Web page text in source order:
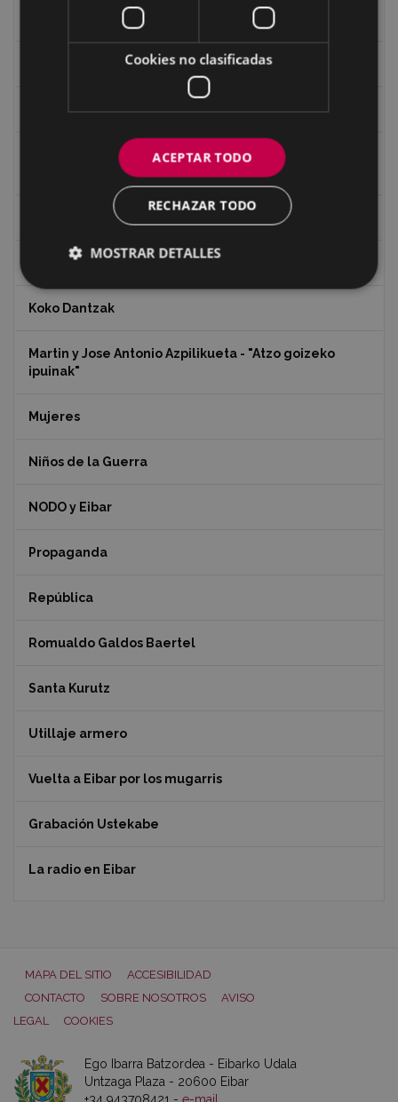
Iglesia de Azitain
Ignacio Zuloaga (1870-2020)
Ignacio Zuloaga, cuadros del autor en las tiendas de
Indalecio Ojanguren Diputación de Gipuzkoa
Juan Antonio Palacios HARRIA
Koko Dantzak
Martin y Jose Antonio Azpilikueta - "Atzo goizeko
ipuinak"
Mujeres
Niños de la Guerra
NODO y Eibar
Propaganda
República
Romualdo Galdos Baertel
Santa Kurutz
Utillaje armero
Vuelta a Eibar por los mugarris
Grabación Ustekabe
La radio en Eibar
MAPA DEL SITIO
ACCESIBILIDAD
CONTACTO
SOBRE NOSOTROS
AVISO
LEGAL
COOKIES
Ego Ibarra Batzordea - Eibarko Udala
Untzaga Plaza - 20600 Eibar
Cookies no clasificadas
ACEPTAR TODO
RECHAZAR TODO
MOSTRAR DETALLES